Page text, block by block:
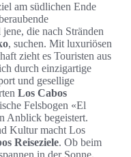
am südlichen Ende
die nach Stränden
, suchen. Mit luxuriösen
zieht es Touristen aus
durch einzigartige
und gesellige
Los Cabos
Felsbogen «El
Anblick begeistert.
Kultur macht Los
Reiseziele. Ob beim